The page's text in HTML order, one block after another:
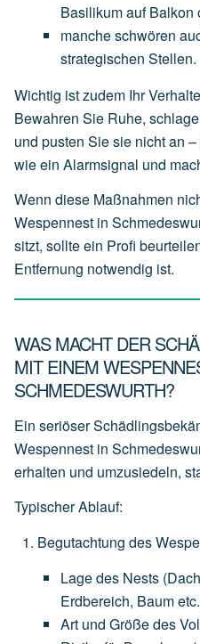
Basilikumauf Balkon
mancheschwören
strategischen Stellen.
Wichtig ist zudem Ihr
Bewahren Sie Ruhe,
und pusten Sie sie nicht an
wie ein Alarmsignal und
Wenn diese Maßnahmen
Wespennest in
sitzt, sollte ein Profi
Entfernung notwendig ist.
WAS MACHT DER
MIT EINEM
SCHMEDESWURTH?
Ein seriöser
Wespennest in
erhalten und umzusiedeln,
Typischer Ablauf:
Begutachtung des
Lagedes Nests
Erdbereich, Baum
Art und Größedes